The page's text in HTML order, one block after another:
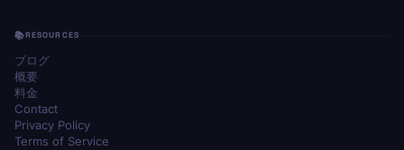
RESOURCES
ブログ
概要
料金
Contact
Privacy Policy
Terms of Service